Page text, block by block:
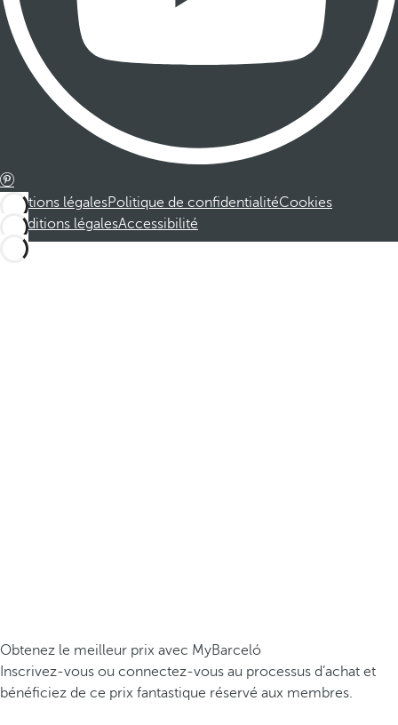
Mentions légalesPolitique de confidentialitéCookies
Conditions légalesAccessibilité
Obtenez le meilleur prix avec MyBarceló
Inscrivez-vous ou connectez-vous au processus d’achat et
bénéficiez de ce prix fantastique réservé aux membres.